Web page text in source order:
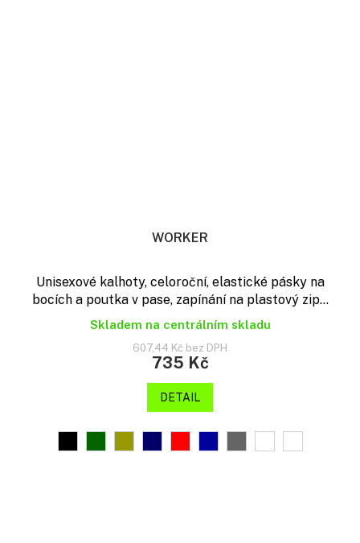
WORKER
Unisexové kalhoty, celoroční, elastické pásky na
bocích a poutka v pase, zapínání na plastový zip...
Skladem na centrálním skladu
607,44 Kč bez DPH
735 Kč
DETAIL